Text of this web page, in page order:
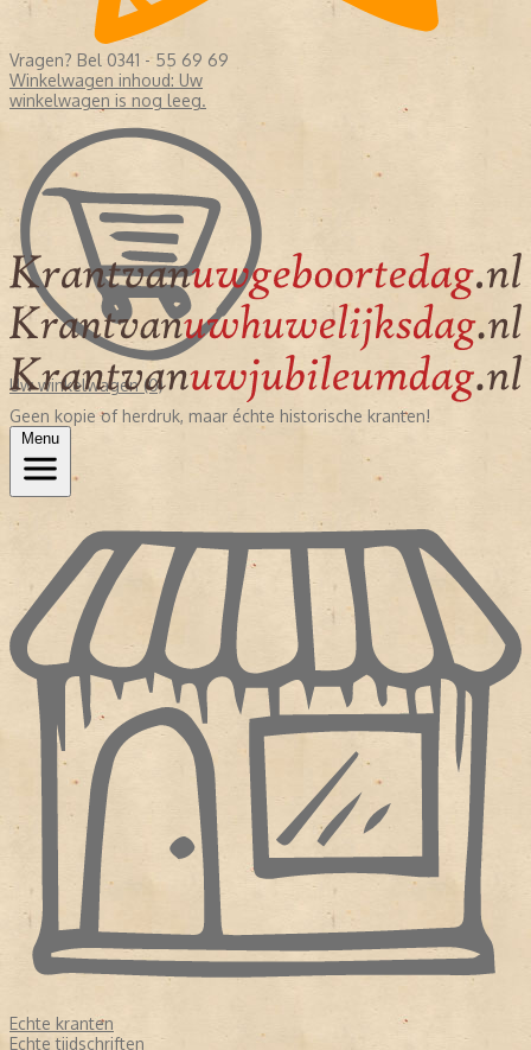
Vragen? Bel 0341 - 55 69 69
Winkelwagen inhoud: Uw
winkelwagen is nog leeg.
Uw winkelwagen (0)
Geen kopie of herdruk, maar échte historische kranten!
Menu
Echte kranten
Echte tijdschriften